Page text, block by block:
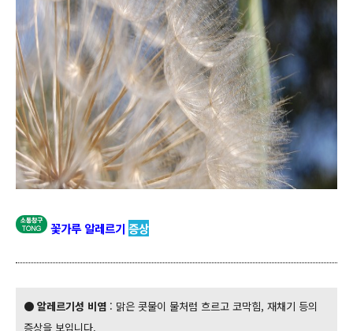
꽃가루 알레르기 증상
● 알레르기성 비염 : 맑은 콧물이 물처럼 흐르고 코막힘, 재채기 등의
증상을 보입니다.